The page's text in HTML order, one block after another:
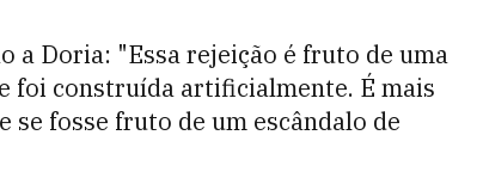
a Doria: "Essa rejeição é fruto de uma
foi construída artificialmente. É mais
fosse fruto de um escândalo de